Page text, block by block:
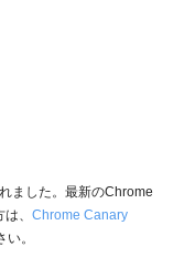
ました。最新のChrome
、 Chrome Canary
。